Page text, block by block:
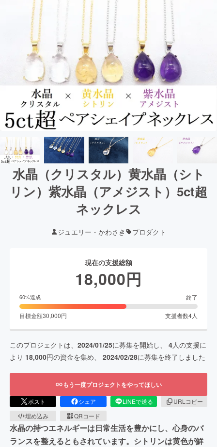
水晶（クリスタル）黄水晶（シト
リン）紫水晶（アメジスト）5ct超
ネックレス
ジュエリー・かわさき プロダクト
現在の支援総額
18,000円
60%達成 終了
目標金額30,000円 支援者数4人
このプロジェクトは、 2024/01/25に募集を開始し、 4人の支援に
より 18,000円の資金を集め、 2024/02/28に募集を終了しました
もう一度プロジェクトをやってほしい
ポスト シェア LINEで送る
URLコピー
埋め込み
QRコード
水晶の持つエネルギーは日常生活を豊かにし、心身のバ
ランスを整えるともされています。シトリンは黄色が鮮